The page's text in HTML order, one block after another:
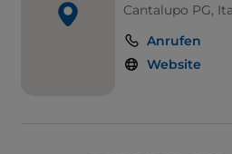
Cantalupo PG,
Anrufen
Website